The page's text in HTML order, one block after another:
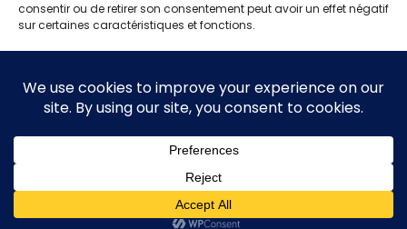
consentir ou de retirer son consentement peut avoir un effet négatif
sur certaines caractéristiques et fonctions.
Refuser
Voir les préférences
Politique de cookiesPolitique de confidentialité
Mentions légales
Politique de cookies
Politique de confidentialité
Copyright 2025 © - Toute reproduction même partielle interdite